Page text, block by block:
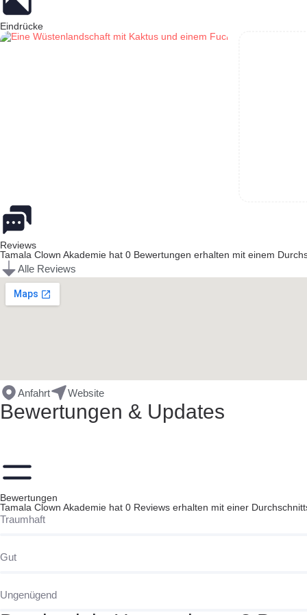
Eindrücke
Reviews
Tamala Clown Akademie hat 0 Bewertungen erhalten mit einem
Alle Reviews
Anfahrt Website
Bewertungen & Updates
Bewertungen
Tamala Clown Akademie hat 0 Reviews erhalten mit einer
Traumhaft
Gut
Ungenügend